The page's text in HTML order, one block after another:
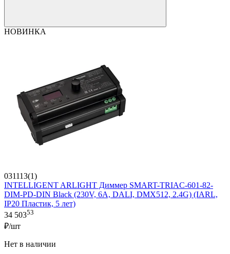
НОВИНКА
031113(1)
INTELLIGENT ARLIGHT Диммер SMART-TRIAC-601-82-
DIM-PD-DIN Black (230V, 6А, DALI, DMX512, 2.4G) (IARL,
IP20 Пластик, 5 лет)
34 50353
₽/шт
Нет в наличии